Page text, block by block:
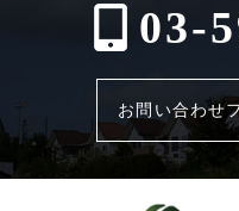
03-
お問い合わせ